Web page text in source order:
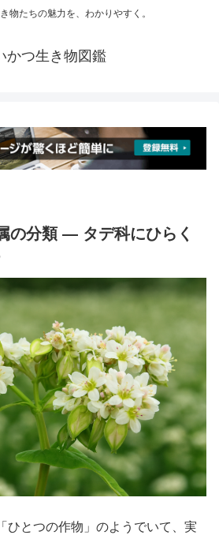
物たちの魅力を、わかりやすく。
かつ生き物図鑑
の分類 ― タデ科にひらく
とつの作物」のようでいて、実